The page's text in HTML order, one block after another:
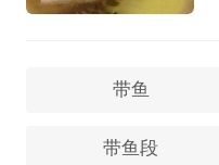
带鱼
带鱼段